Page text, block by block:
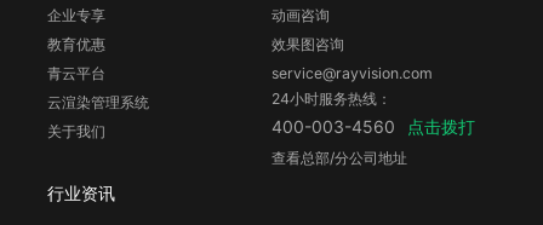
企业专享
教育优惠
青云平台
云渲染管理系统
关于我们
行业资讯
动画咨询
效果图咨询
service@rayvision.com
24小时服务热线：
400-003-4560 点击拨打
查看总部/分公司地址